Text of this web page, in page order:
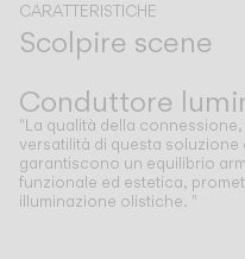
CARATTERISTICHE
Scolpire scene
Precedente
Successivo
Conduttore
"La qualità della
versatilità di questa
garantiscono un equilibrio
funzionale ed estetica,
illuminazione olistiche. "